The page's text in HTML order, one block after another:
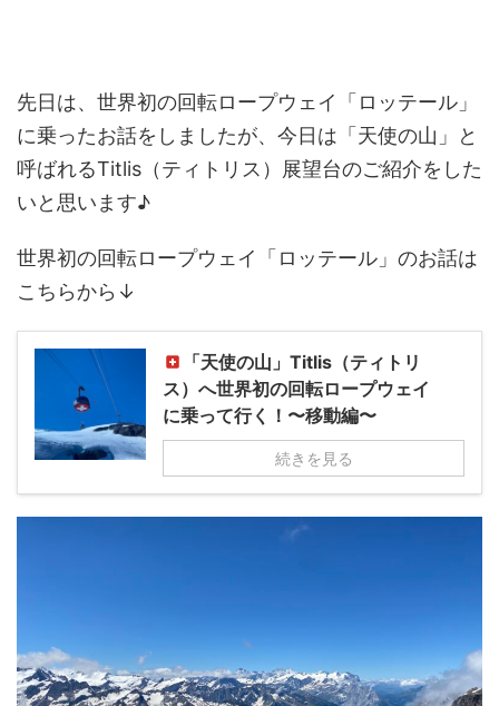
先日は、世界初の回転ロープウェイ「ロッテール」
に乗ったお話をしましたが、今日は「天使の山」と
呼ばれるTitlis（ティトリス）展望台のご紹介をした
いと思います♪
世界初の回転ロープウェイ「ロッテール」のお話は
こちらから↓
「天使の山」Titlis（ティトリ
ス）へ世界初の回転ロープウェイ
に乗って行く！〜移動編〜
続きを見る